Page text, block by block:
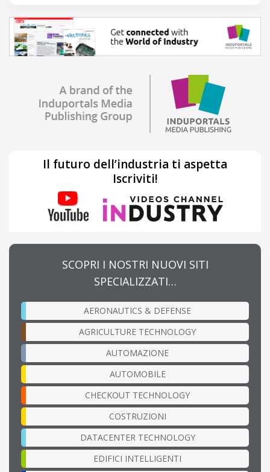
Il futuro dell’industria ti aspetta
Iscriviti!
SCOPRI I NOSTRI NUOVI SITI
SPECIALIZZATI…
AERONAUTICS & DEFENSE
AGRICULTURE TECHNOLOGY
AUTOMAZIONE
AUTOMOBILE
CHECKOUT TECHNOLOGY
COSTRUZIONI
DATACENTER TECHNOLOGY
EDIFICI INTELLIGENTI